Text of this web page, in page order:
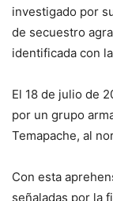
investigado por
de secuestro
identificada con
El 18 de julio de
por un grupo
Temapache, al
Con esta
señaladas por la